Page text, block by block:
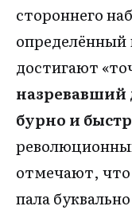
стороннего
достигают
назревавший
бурно и
отмечают,
пала